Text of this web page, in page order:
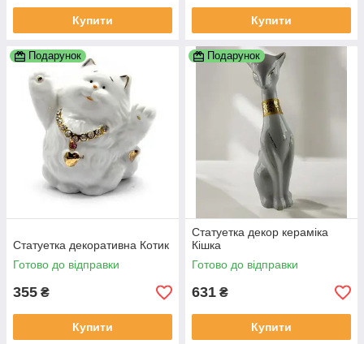
Купити Купити
Подарунок
Статуетка декоративна Котик
Готово до відправки
355 ₴
Купити
Подарунок
Статуетка декор кераміка
Кішка
Готово до відправки
631 ₴
Купити